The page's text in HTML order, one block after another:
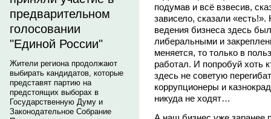
предварительном
голосовании
"Единой России"
Жители региона продолжают
выбирать кандидатов, которые
представят партию на
предстоящих выборах в
Государственную Думу и
Законодательное Собрание
подумав и всё взвесив,
зависело, сказали
ведения бизнеса здесь
либеральными и
меняется, то только в
работал. И попробуй хоть
здесь не советую
коррупционеры и
никуда не ходят…